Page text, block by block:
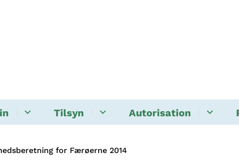
Tilsyn Autorisation
for Færøerne 2014